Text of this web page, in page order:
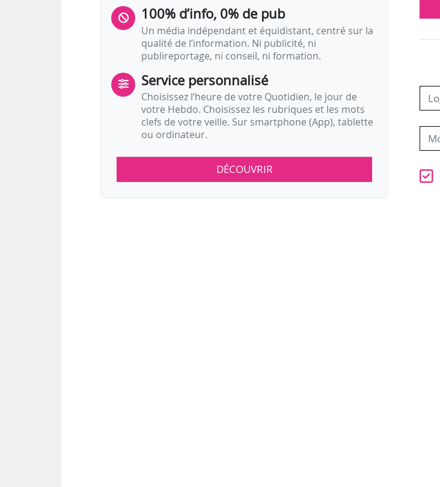
100% d’info, 0% de pub
Un média indépendant et équidistant, centré sur la
qualité de l’information. Ni publicité, ni
publireportage, ni conseil, ni formation.
Service personnalisé
Choisissez l‘heure de votre Quotidien, le jour de
votre Hebdo. Choisissez les rubriques et les mots
clefs de votre veille. Sur smartphone (App), tablette
ou ordinateur.
DÉCOUVRIR